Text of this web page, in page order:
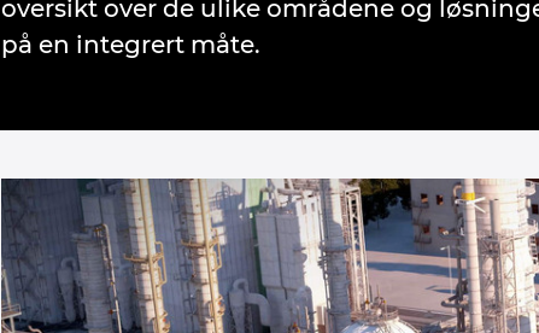
oversikt over de ulike områdene og
på en integrert måte.